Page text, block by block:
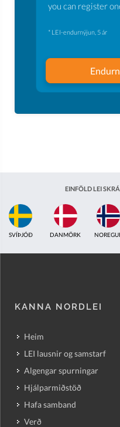
you can register
* LEI-endurnýjun, 5 ár
EINFÖLD LEI
ÍSLAND HOLLAND
KANNA NORDLEI
Heim
LEI lausnir og samstarf
Algengar spurningar
Hjálparmiðstöð
Hafa samband
Verð